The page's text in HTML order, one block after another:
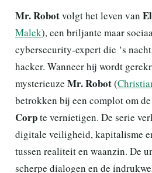
Mr. Robotvolgt het leven van
Malek), een briljante maar
cybersecurity-expert die ‘s
hacker. Wanneer hij wordt
mysterieuze Mr. Robot(
betrokken bij een complot om
Corpte vernietigen. De serie
digitale veiligheid, kapitalisme
tussen realiteit en waanzin. De
scherpe dialogen en de